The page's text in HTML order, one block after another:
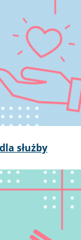
służby